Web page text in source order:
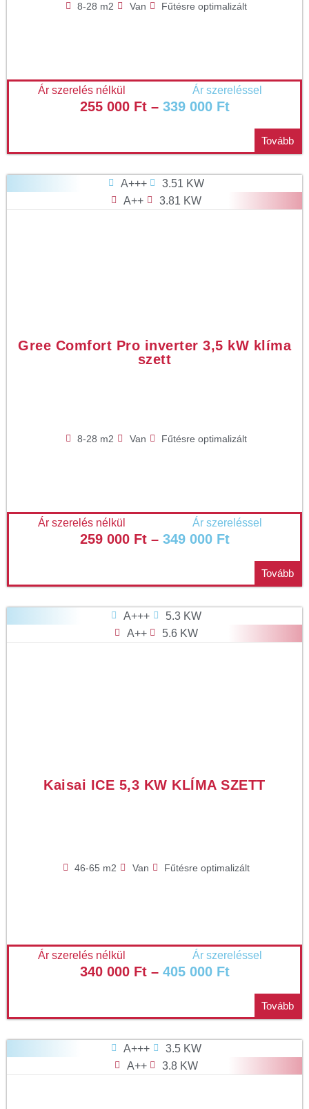
8-28 m2 Van Fűtésre optimalizált
Ár szerelés nélkül Ár szereléssel
255 000 Ft– 339 000 Ft
Tovább
A+++
3.51 KW
A++
3.81 KW
Gree Comfort Pro inverter 3,5 kW klíma
szett
8-28 m2 Van Fűtésre optimalizált
Ár szerelés nélkül Ár szereléssel
259 000 Ft– 349 000 Ft
Tovább
A+++
5.3 KW
A++
5.6 KW
Kaisai ICE 5,3 KW KLÍMA SZETT
46-65 m2 Van Fűtésre optimalizált
Ár szerelés nélkül Ár szereléssel
340 000 Ft– 405 000 Ft
Tovább
A+++
3.5 KW
A++
3.8 KW